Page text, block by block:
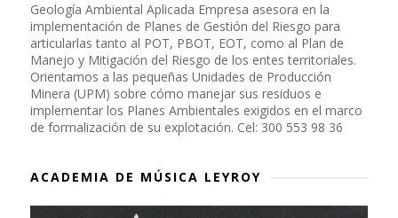
Geología Ambiental Aplicada Empresa asesora en la
implementación de Planes de Gestión del Riesgo para
articularlas tanto al POT, PBOT, EOT, como al Plan de
Manejo y Mitigación del Riesgo de los entes territoriales.
Orientamos a las pequeñas Unidades de Producción
Minera (UPM) sobre cómo manejar sus residuos e
implementar los Planes Ambientales exigidos en el marco
de formalización de su explotación. Cel: 300 553 98 36
ACADEMIA DE MÚSICA LEYROY